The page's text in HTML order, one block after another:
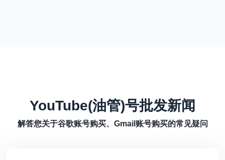
YouTube(油管)号批发新闻
解答您关于谷歌账号购买、Gmail账号购买的常见疑问